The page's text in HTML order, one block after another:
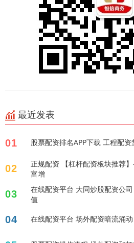
最近发表
01 股票配资排名APP下载 工程配
02
正规配资 【杠杆配资板块推荐
富增
03
在线配资平台 大同炒股配资公司：专业服务助您实现财富增
值
04 在线配资平台 场外配资暗流涌